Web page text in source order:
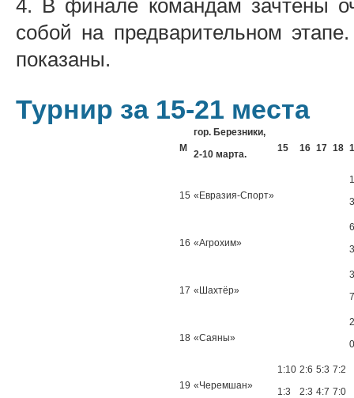
4. В финале командам зачтены
собой на предварительном
показаны.
Турнир за 15-21 места
М
гор. Березники,
2-10 марта.
15 16 17 18
15 «Евразия-Спорт»
16 «Агрохим»
17 «Шахтёр»
18 «Саяны»
19 «Черемшан»
1:10
1:3
2:6
2:3
5:3
4:7
7:2
7:0